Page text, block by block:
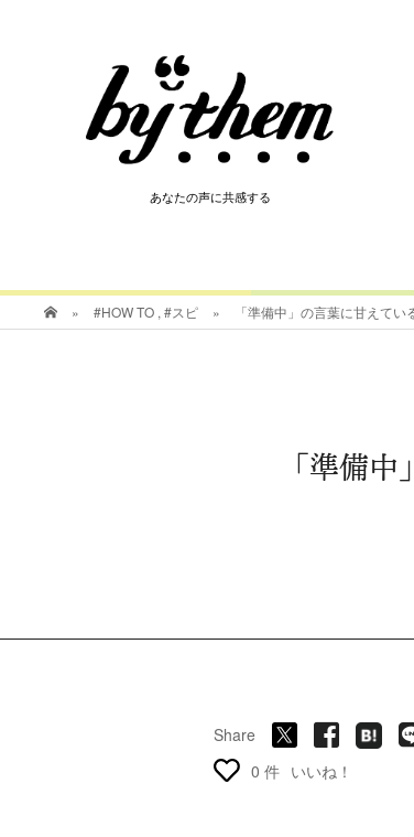
あなたの声に共感する
あなたの声に共感する
» #HOW TO , #スピ » 「準備中」の言葉に甘えて
「準備
Share
0 件 いいね！